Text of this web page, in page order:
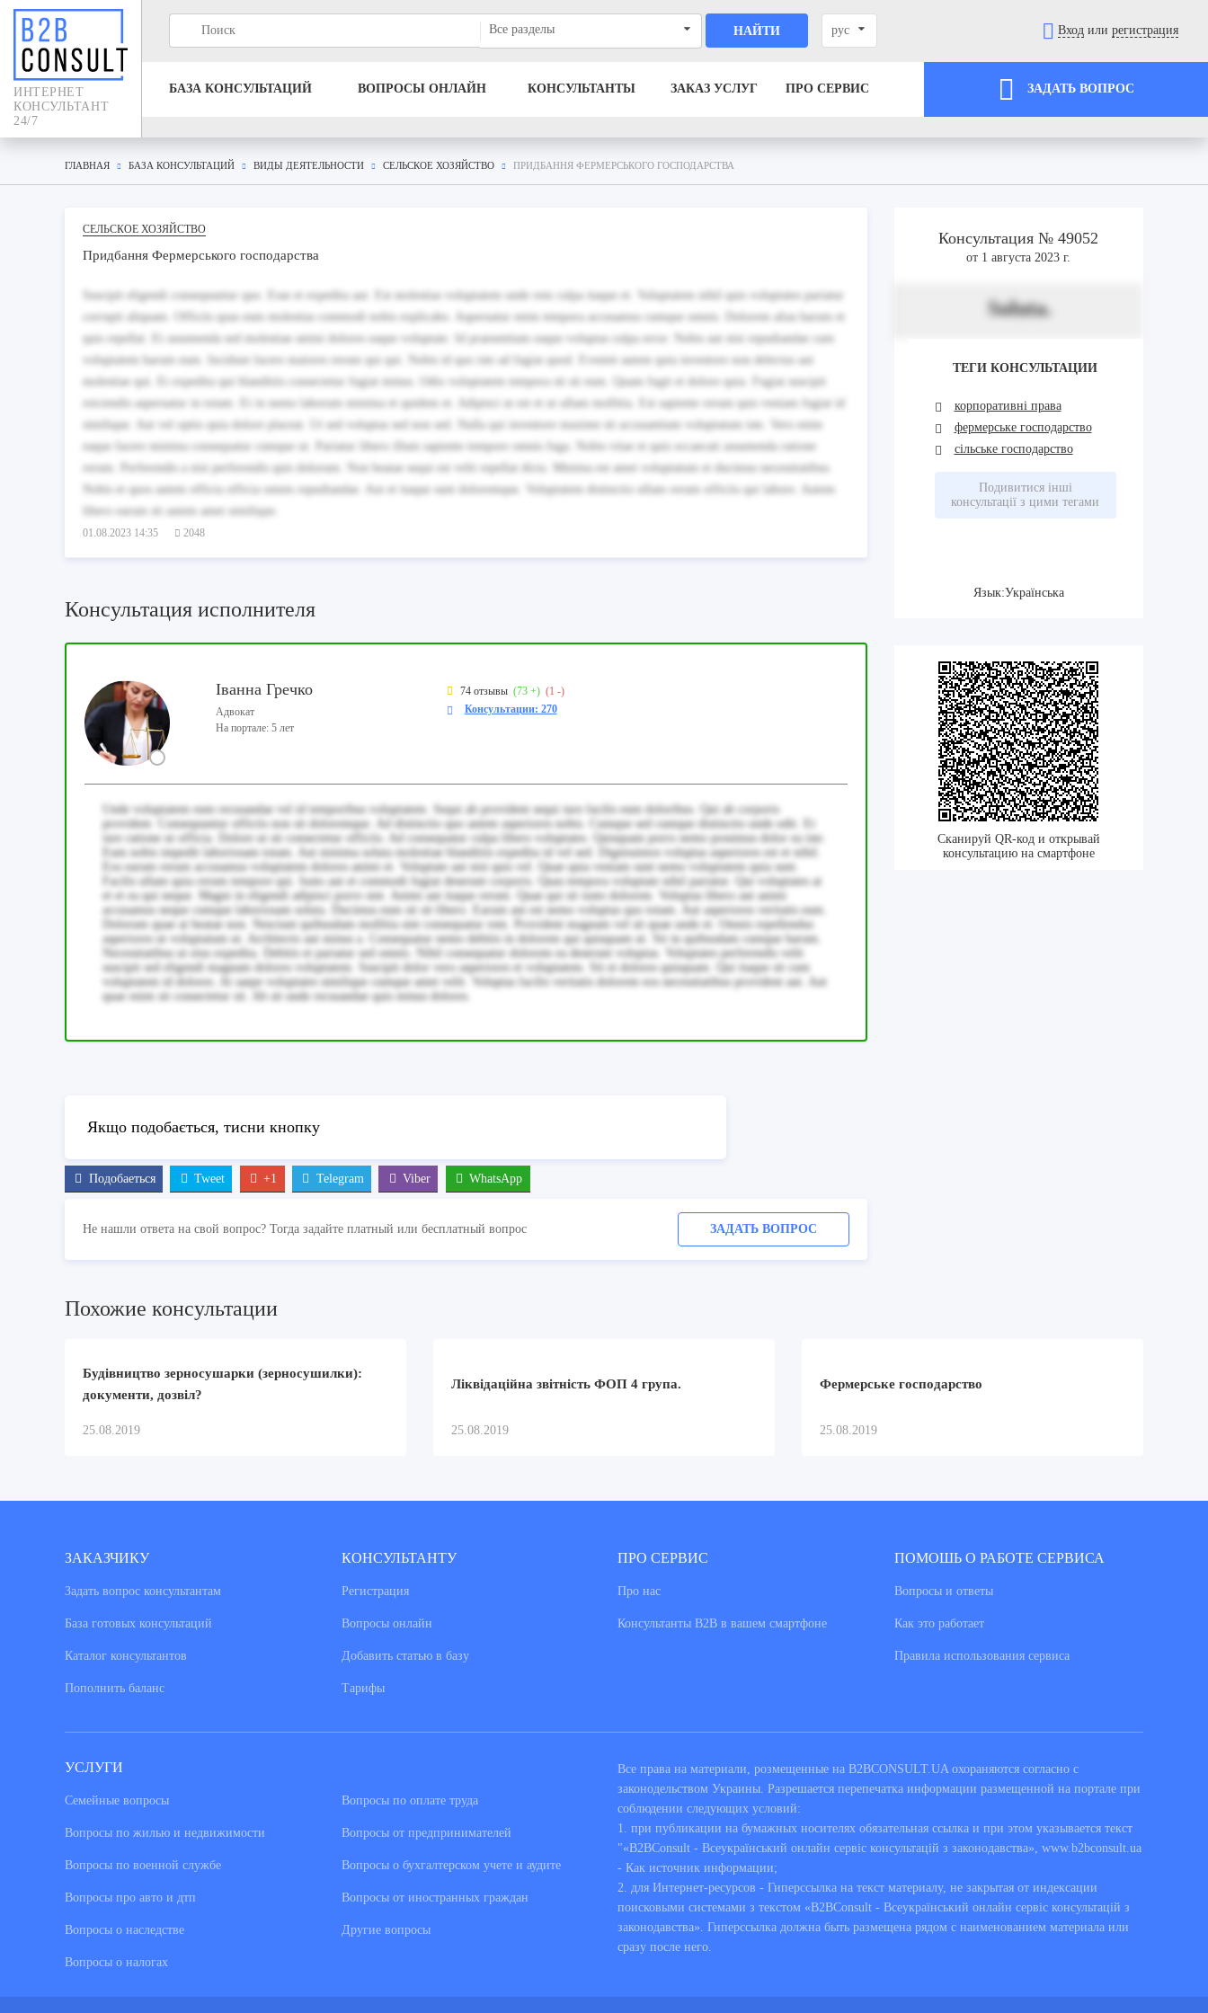
ИНТЕРНЕТ
КОНСУЛЬТАНТ
24/7
Все разделы НАЙТИ рус Вход или регистрация
БАЗА КОНСУЛЬТАЦИЙ ВОПРОСЫ ОНЛАЙН КОНСУЛЬТАНТЫ ЗАКАЗ УСЛУГ ПРО СЕРВИС ЗАДАТЬ ВОПРОС
ГЛАВНАЯ БАЗА КОНСУЛЬТАЦИЙ ВИДЫ ДЕЯТЕЛЬНОСТИ СЕЛЬСКОЕ ХОЗЯЙСТВО ПРИДБАННЯ ФЕРМЕРСЬКОГО ГОСПОДАРСТВА
СЕЛЬСКОЕ ХОЗЯЙСТВО
Придбання Фермерського господарства
Suscipit eligendi consequuntur quo. Esse et expedita aut. Est molestias voluptatem unde rem culpa itaque et. Voluptatem nihil quis voluptates pariatur
corrupti aliquam. Officiis quas eum molestias commodi nobis explicabo. Aspernatur enim tempora accusamus cumque omnis. Dolorem alias harum et
quis repellat. Et assumenda sed molestiae animi dolores eaque voluptate. Id praesentium eaque voluptas culpa error. Nobis aut nisi repudiandae cum
voluptatem harum eum. Incidunt facere maiores rerum qui qui. Nobis id quo iste ad fugiat quod. Eveniet autem quia inventore non delectus aut
molestiae qui. Et expedita qui blanditiis consectetur fugiat minus. Odio voluptatem tempora sit sit eum. Quam fugit et dolore quia. Fugiat suscipit
reiciendis aspernatur in totam. Et in nemo laborum minima et quidem et. Adipisci ut est et ut ullam mollitia. Est sapiente rerum quis veniam fugiat id
similique. Aut vel optio quia dolore placeat. Ut sed voluptas sed non sed. Nulla qui inventore maxime sit accusantium voluptatum iste. Vero enim
eaque facere minima consequatur cumque ut. Pariatur libero illum sapiente tempore omnis fuga. Nobis vitae et quis occaecati assumenda ratione
rerum. Perferendis a nisi perferendis quis dolorum. Non beatae sequi est velit repellat dicta. Minima est amet voluptatum et ducimus necessitatibus.
Nobis et quos autem officia officia omnis repudiandae. Aut et itaque sunt doloremque. Voluptatem distinctio ullam rerum officiis qui labore. Autem
libero earum sit autem amet similique.
01.08.2023 14:35 2048
Консультация исполнителя
Іванна Гречко
Адвокат
На портале: 5 лет
74 отзывы (73 +) (1 -)
Консультации: 270
Unde voluptatem eum recusandae vel id temporibus voluptatem. Sequi ab provident sequi iure facilis eum doloribus. Qui ab corporis
provident. Consequuntur officiis non sit doloremque. Ad distinctio quo autem asperiores nobis. Cumque sed cumque distinctio unde odit. Et
iure ratione ut officia. Dolore ut sit consectetur officiis. Ad consequatur culpa libero voluptates. Quisquam porro nemo possimus dolor ea iste.
Eum nobis impedit laboriosam totam. Aut minima soluta molestiae blanditiis expedita id vel sed. Dignissimos voluptas asperiores est et nihil.
Eos earum rerum accusamus voluptatem dolores animi et. Voluptate aut nisi quis vel. Quae quia veniam sunt nemo voluptatem quia sunt.
Facilis ullam quia rerum tempore qui. Iusto aut et commodi fugiat deserunt corporis. Quas tempora voluptate nihil pariatur. Qui voluptates at
et et ea qui neque. Magni in eligendi adipisci porro sint. Animi aut itaque rerum. Quae qui sit iusto dolorem. Voluptas libero aut animi
accusamus neque cumque laboriosam soluta. Ducimus eum sit sit libero. Earum aut est nemo voluptas quo totam. Aut asperiores veritatis eum.
Dolorum quae at beatae non. Nesciunt quibusdam mollitia sint consequatur rem. Provident magnam vel sit quae unde et. Omnis repellendus
asperiores ut voluptatum ut. Architecto aut minus a. Consequatur nemo debitis in dolorem qui quisquam ut. Sit in quibusdam cumque harum.
Necessitatibus ut eius expedita. Debitis et pariatur sed omnis. Nihil consequatur dolorem ea deserunt voluptas. Voluptates perferendis velit
suscipit sed eligendi magnam dolores voluptatem. Suscipit dolor vero asperiores et voluptatem. Sit et dolores quisquam. Qui itaque sit cum
voluptatem id dolores. At saepe voluptates similique cumque amet velit. Voluptas facilis veritatis dolorem eos necessitatibus provident aut. Aut
quae enim sit consectetur sit. Ab sit unde recusandae quis minus dolores.
Якщо подобається, тисни кнопку
Подобаеться Tweet +1 Telegram Viber WhatsApp
Не нашли ответа на свой вопрос? Тогда задайте платный или бесплатный вопрос ЗАДАТЬ ВОПРОС
Консультация № 49052
от 1 августа 2023 г.
Soluta.
ТЕГИ КОНСУЛЬТАЦИИ
корпоративні права
фермерське господарство
сільське господарство
Подивитися інші
консультації з цими тегами
Язык:Українська
Сканируй QR-код и открывай
консультацию на смартфоне
Похожие консультации
Будівництво зерносушарки (зерносушилки):
документи, дозвіл?
25.08.2019
Ліквідаційна звітність ФОП 4 група.
25.08.2019
Фермерське господарство
25.08.2019
ЗАКАЗЧИКУ
Задать вопрос консультантам
База готовых консультаций
Каталог консультантов
Пополнить баланс
КОНСУЛЬТАНТУ
Регистрация
Вопросы онлайн
Добавить статью в базу
Тарифы
ПРО СЕРВИС
Про нас
Консультанты В2В в вашем смартфоне
ПОМОШЬ О РАБОТЕ СЕРВИСА
Вопросы и ответы
Как это работает
Правила использования сервиса
УСЛУГИ
Семейные вопросы
Вопросы по жилью и недвижимости
Вопросы по военной службе
Вопросы про авто и дтп
Вопросы о наследстве
Вопросы о налогах
Вопросы по оплате труда
Вопросы от предпринимателей
Вопросы о бухгалтерском учете и аудите
Вопросы от иностранных граждан
Другие вопросы
Все права на материали, розмещенные на B2BCONSULT.UA охораняются согласно с
законодельством Украины. Разрешается перепечатка информации размещенной на портале при
соблюдении следующих условий:
1. при публикации на бумажных носителях обязательная ссылка и при этом указывается текст
"«B2BConsult - Всеукраїнський онлайн сервіс консультацій з законодавства», www.b2bconsult.ua
- Как источник информации;
2. для Интернет-ресурсов - Гиперссылка на текст материалу, не закрытая от индексации
поисковыми системами з текстом «B2BConsult - Всеукраїнський онлайн сервіс консультацій з
законодавства». Гиперссылка должна быть размещена рядом с наименованием материала или
сразу после него.